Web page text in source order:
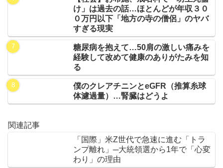
け」は過去の話…ほとんどが年収３０
０万円以下「地方の寺の僧侶」のヤバ
すぎる現実
糖尿病を抱えて…50肩の激しい痛みを
経験して改めて健康のありがたみを知
る
僕のクレアチニンとeGFR（推算糸球
体濾過量）…腎臓はどうよ
関連記事
「国際」米Z世代で急速に進む「トラ
ンプ離れ」─大統領選から1年で「心変
わり」の理由